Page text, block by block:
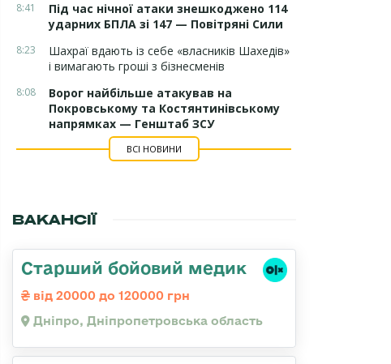
8:41
Під час нічної атаки знешкоджено 114
ударних БПЛА зі 147 — Повітряні Сили
8:23
Шахраї вдають із себе «власників Шахедів»
і вимагають гроші з бізнесменів
8:08
Ворог найбільше атакував на
Покровському та Костянтинівському
напрямках — Генштаб ЗСУ
ВСІ НОВИНИ
ВАКАНСІЇ
Старший бойовий медик
від 20000 до 120000 грн
Дніпро, Дніпропетровська область